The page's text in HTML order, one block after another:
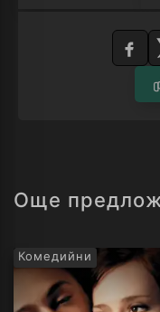
Изберете
Още
Комедийни